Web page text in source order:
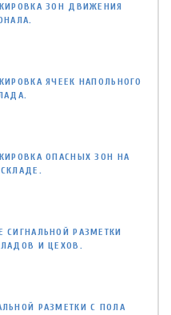
ЗОН ДВИЖЕНИЯ
ЯЧЕЕК НАПОЛЬНОГО
ОПАСНЫХ ЗОН НА
СИГНАЛЬНОЙ РАЗМЕТКИ
И ЦЕХОВ.
РАЗМЕТКИ С ПОЛА